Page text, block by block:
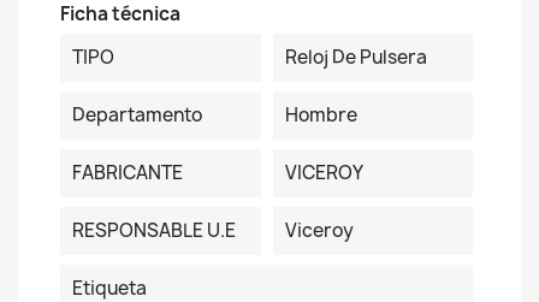
Ficha técnica
TIPO
Reloj De Pulsera
Departamento Hombre
FABRICANTE VICEROY
RESPONSABLE U.E Viceroy
Etiqueta